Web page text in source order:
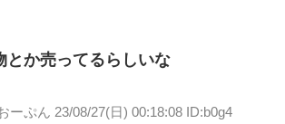
とか売ってるらしいな
ーぷん 23/08/27(日) 00:18:08 ID:b0g4